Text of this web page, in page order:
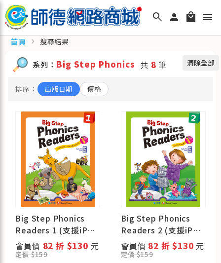
search person local_mall menu
首頁 chevron_right 搜尋結果
系列： Big Step Phonics 清除全部
共 8 筆
排序： 出版日期 價格
Big Step Phonics
Readers 1 (支援iPEN
點讀筆)
會員價 82 折 $130 元
定價 $159
Big Step Phonics
Readers 2 (支援iPEN
點讀筆)
會員價 82 折 $130 元
定價 $159